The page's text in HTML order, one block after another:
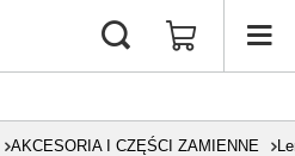
AKCESORIA I CZĘŚCI ZAMIENNE